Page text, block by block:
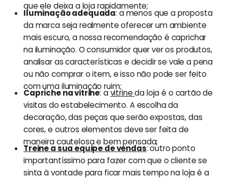
que ele deixa a loja rapidamente;
Iluminação adequada: a menos que a proposta
da marca seja realmente oferecer um ambiente
mais escuro, a nossa recomendação é caprichar
na iluminação. O consumidor quer ver os produtos,
analisar as características e decidir se vale a pena
ou não comprar o item, e isso não pode ser feito
com uma iluminação ruim;
Capriche na vitrine: avitrineda loja é o cartão de
visitas do estabelecimento. A escolha da
decoração, das peças que serão expostas, das
cores, e outros elementos deve ser feita de
maneira cautelosa e bem pensada;
Treine a sua equipe de vendas: outro ponto
importantíssimo para fazer com que o cliente se
sinta à vontade para ficar mais tempo na loja é a